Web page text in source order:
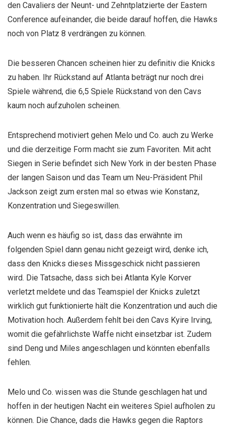
den Cavaliers der Neunt- und Zehntplatzierte der Eastern
Conference aufeinander, die beide darauf hoffen, die Hawks
noch von Platz 8 verdrängen zu können.
Die besseren Chancen scheinen hier zu definitiv die Knicks
zu haben. Ihr Rückstand auf Atlanta beträgt nur noch drei
Spiele während, die 6,5 Spiele Rückstand von den Cavs
kaum noch aufzuholen scheinen.
Entsprechend motiviert gehen Melo und Co. auch zu Werke
und die derzeitige Form macht sie zum Favoriten. Mit acht
Siegen in Serie befindet sich New York in der besten Phase
der langen Saison und das Team um Neu-Präsident Phil
Jackson zeigt zum ersten mal so etwas wie Konstanz,
Konzentration und Siegeswillen.
Auch wenn es häufig so ist, dass das erwähnte im
folgenden Spiel dann genau nicht gezeigt wird, denke ich,
dass den Knicks dieses Missgeschick nicht passieren
wird. Die Tatsache, dass sich bei Atlanta Kyle Korver
verletzt meldete und das Teamspiel der Knicks zuletzt
wirklich gut funktionierte hält die Konzentration und auch die
Motivation hoch. Außerdem fehlt bei den Cavs Kyire Irving,
womit die gefährlichste Waffe nicht einsetzbar ist. Zudem
sind Deng und Miles angeschlagen und könnten ebenfalls
fehlen.
Melo und Co. wissen was die Stunde geschlagen hat und
hoffen in der heutigen Nacht ein weiteres Spiel aufholen zu
können. Die Chance, dads die Hawks gegen die Raptors